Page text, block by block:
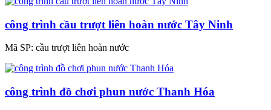
công trình cầu trượt liên hoàn nước Tây Ninh
Mã SP: cầu trượt liên hoàn nước
công trình đồ chơi phun nước Thanh Hóa